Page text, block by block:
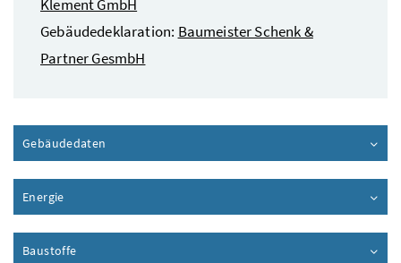
Klement GmbH
Gebäudedeklaration: Baumeister Schenk &
Partner GesmbH
Gebäudedaten
Energie
Baustoffe